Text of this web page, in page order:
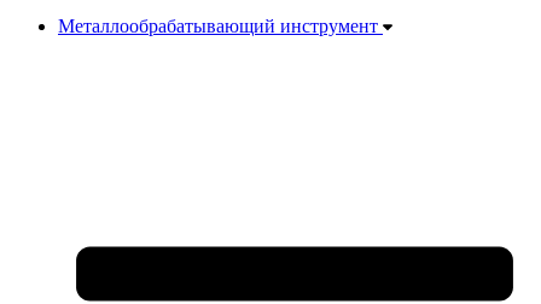
Металлообрабатывающий инструмент